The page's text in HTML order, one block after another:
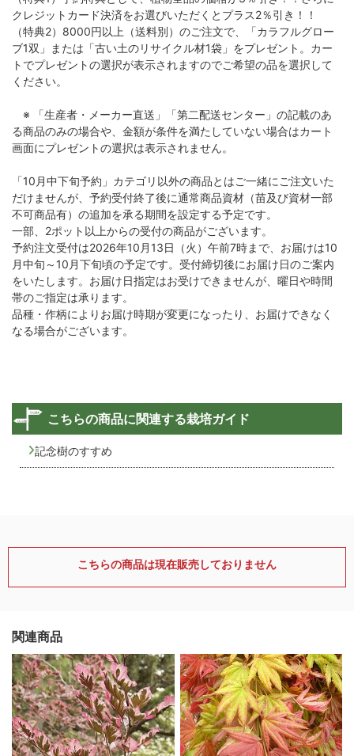
クレジットカード決済をお選びいただくとプラス2％引き！！
（特典2）8000円以上（送料別）のご注文で、「カラフルグロー
ブ1双」または「古い土のリサイクル材1袋」をプレゼント。カー
トでプレゼントの選択が表示されますのでご希望の品を選択して
ください。
※ 「生産者・メーカー直送」「第二配送センター」の記載のあ
る商品のみの場合や、金額が条件を満たしていない場合はカート
画面にプレゼントの選択は表示されません。
「10月中下旬予約」カテゴリ以外の商品とはご一緒にご注文いた
だけませんが、予約受付終了後に通常商品資材（苗及び資材一部
不可商品有）の追加を承る期間を設定する予定です。
一部、2ポット以上からの受付の商品がございます。
予約注文受付は2026年10月13日（火）午前7時まで、お届けは10
月中旬～10月下旬頃の予定です。受付締切後にお届け日のご案内
をいたします。お届け日指定はお受けできませんが、曜日や時間
帯のご指定は承ります。
品種・作柄によりお届け時期が変更になったり、お届けできなく
なる場合がございます。
こちらの商品に関連する栽培ガイド
記念樹のすすめ
こちらの商品は現在販売しておりません
関連商品